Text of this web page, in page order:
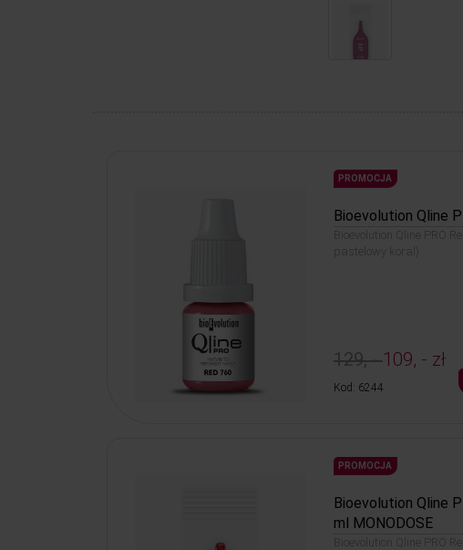
PROMOCJA
Bioevolution Qline
Bioevolution Qline PRO
pastelowy koral)
129, -109, - zł
Kod: 6244
PROMOCJA
Bioevolution Qline
ml MONODOSE
Bioevolution Qline PRO